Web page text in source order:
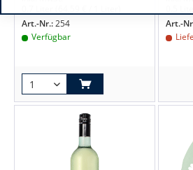
Art.-Nr.:254
Verfügbar
Art.-